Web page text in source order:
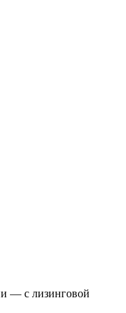
— с лизинговой